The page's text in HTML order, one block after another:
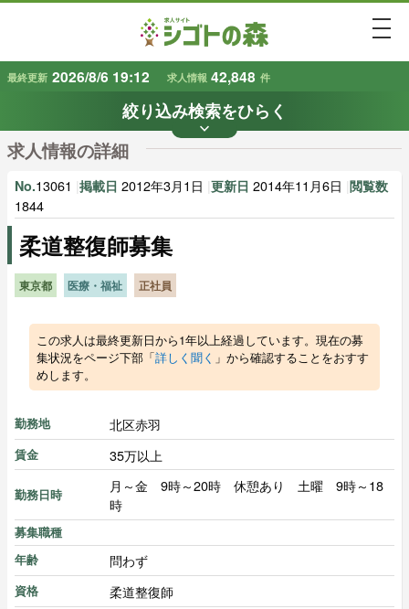
最終更新 2026/8/6 19:12 求人情報 42,848 件
絞り込み検索をひらく
keyboard_arrow_down
条件から探す
地域 で探す 業種で探す
雇用形態で探す
求人情報の詳細
No.13061 掲載日 2012年3月1日 更新日 2014年11月6日 閲覧数
1844
柔道整復師募集
東京都 医療・福祉 正社員
この求人は最終更新日から1年以上経過しています。現在の募
集状況をページ下部「詳しく聞く 」から確認することをおすす
めします。
勤務地 北区赤羽
賃金 35万以上
勤務日時
月～金 9時～20時 休憩あり 土曜 9時～18
時
募集職種
年齢
問わず
資格 柔道整復師